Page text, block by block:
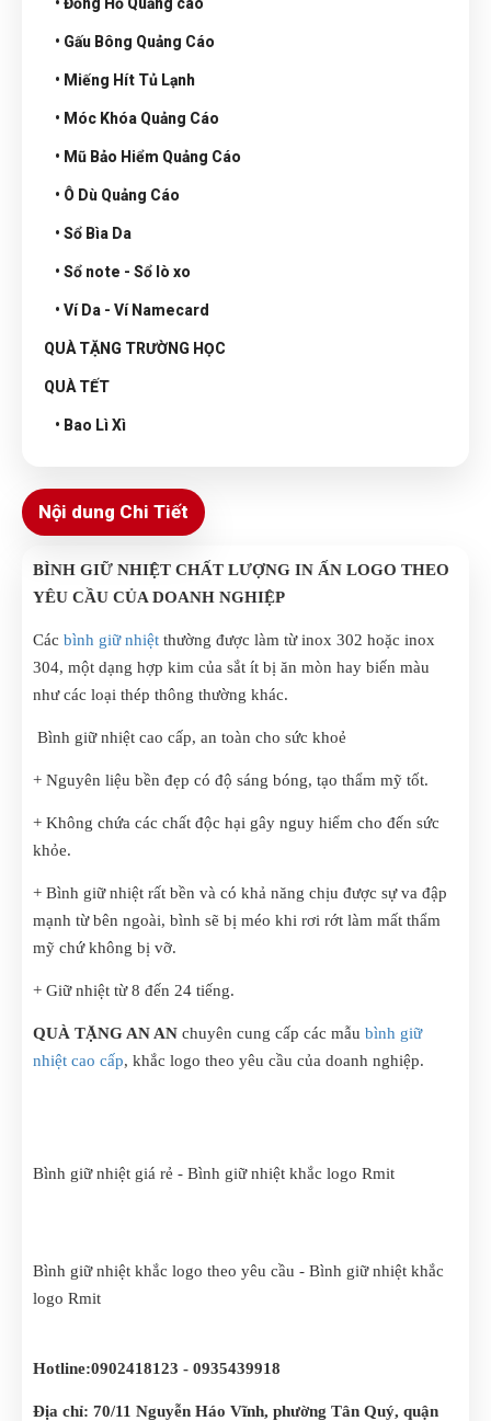
• Gấu Bông Quảng Cáo
• Miếng Hít Tủ Lạnh
• Móc Khóa Quảng Cáo
• Mũ Bảo Hiểm Quảng Cáo
• Ô Dù Quảng Cáo
• Sổ Bìa Da
• Sổ note - Sổ lò xo
• Ví Da - Ví Namecard
QUÀ TẶNG TRƯỜNG HỌC
QUÀ TẾT
• Bao Lì Xì
Nội dung Chi Tiết
BÌNH GIỮ NHIỆT CHẤT LƯỢNG IN ẤN LOGO THEO
YÊU CẦU CỦA DOANH NGHIỆP
Các bình giữ nhiệt thường được làm từ inox 302 hoặc inox
304, một dạng hợp kim của sắt ít bị ăn mòn hay biến màu
như các loại thép thông thường khác.
Bình giữ nhiệt cao cấp, an toàn cho sức khoẻ
+ Nguyên liệu bền đẹp có độ sáng bóng, tạo thẩm mỹ tốt.
+ Không chứa các chất độc hại gây nguy hiểm cho đến sức
khỏe.
+ Bình giữ nhiệt rất bền và có khả năng chịu được sự va đập
mạnh từ bên ngoài, bình sẽ bị méo khi rơi rớt làm mất thẩm
mỹ chứ không bị vỡ.
+ Giữ nhiệt từ 8 đến 24 tiếng.
QUÀ TẶNG AN AN chuyên cung cấp các mẫu bình giữ
nhiệt cao cấp, khắc logo theo yêu cầu của doanh nghiệp.
Bình giữ nhiệt giá rẻ - Bình giữ nhiệt khắc logo Rmit
Bình giữ nhiệt khắc logo theo yêu cầu - Bình giữ nhiệt khắc
logo Rmit
Hotline:0902418123 - 0935439918
Địa chỉ: 70/11 Nguyễn Háo Vĩnh, phường Tân Quý, quận